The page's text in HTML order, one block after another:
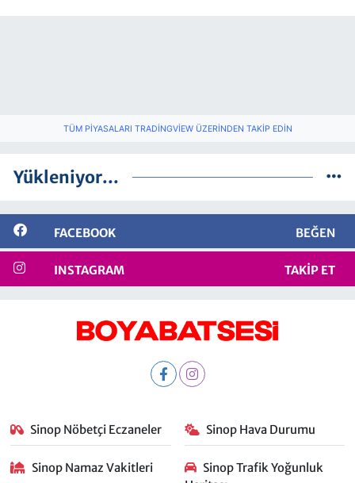
TÜM PIYASALARI TRADINGVIEW ÜZERINDEN TAKIP EDIN
Yükleniyor...
FACEBOOK BEĞEN
INSTAGRAM TAKIP ET
Sinop Nöbetçi Eczaneler Sinop Hava Durumu
Sinop Namaz Vakitleri
Sinop Trafik Yoğunluk